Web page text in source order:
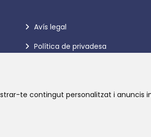
te contingut personalitzat i anuncis
Avís legal
Política de privadesa